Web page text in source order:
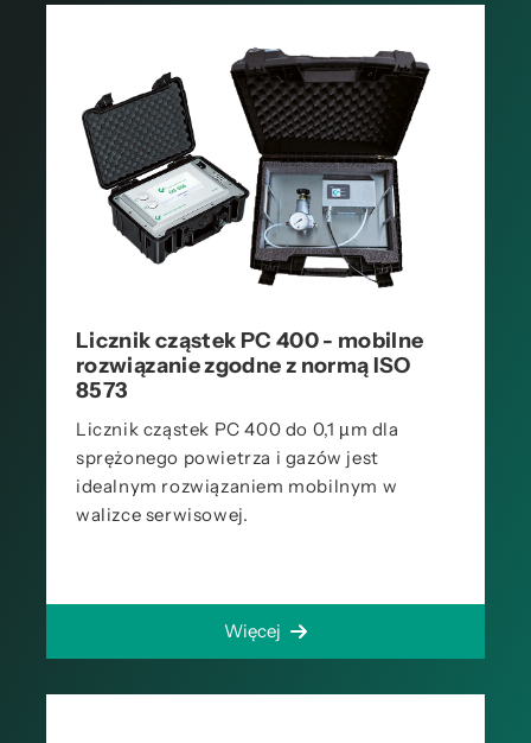
Licznik cząstek PC 400 - mobilne
rozwiązanie zgodne z normą ISO
8573
Licznik cząstek PC 400 do 0,1 µm dla
sprężonego powietrza i gazów jest
idealnym rozwiązaniem mobilnym w
walizce serwisowej.
Więcej